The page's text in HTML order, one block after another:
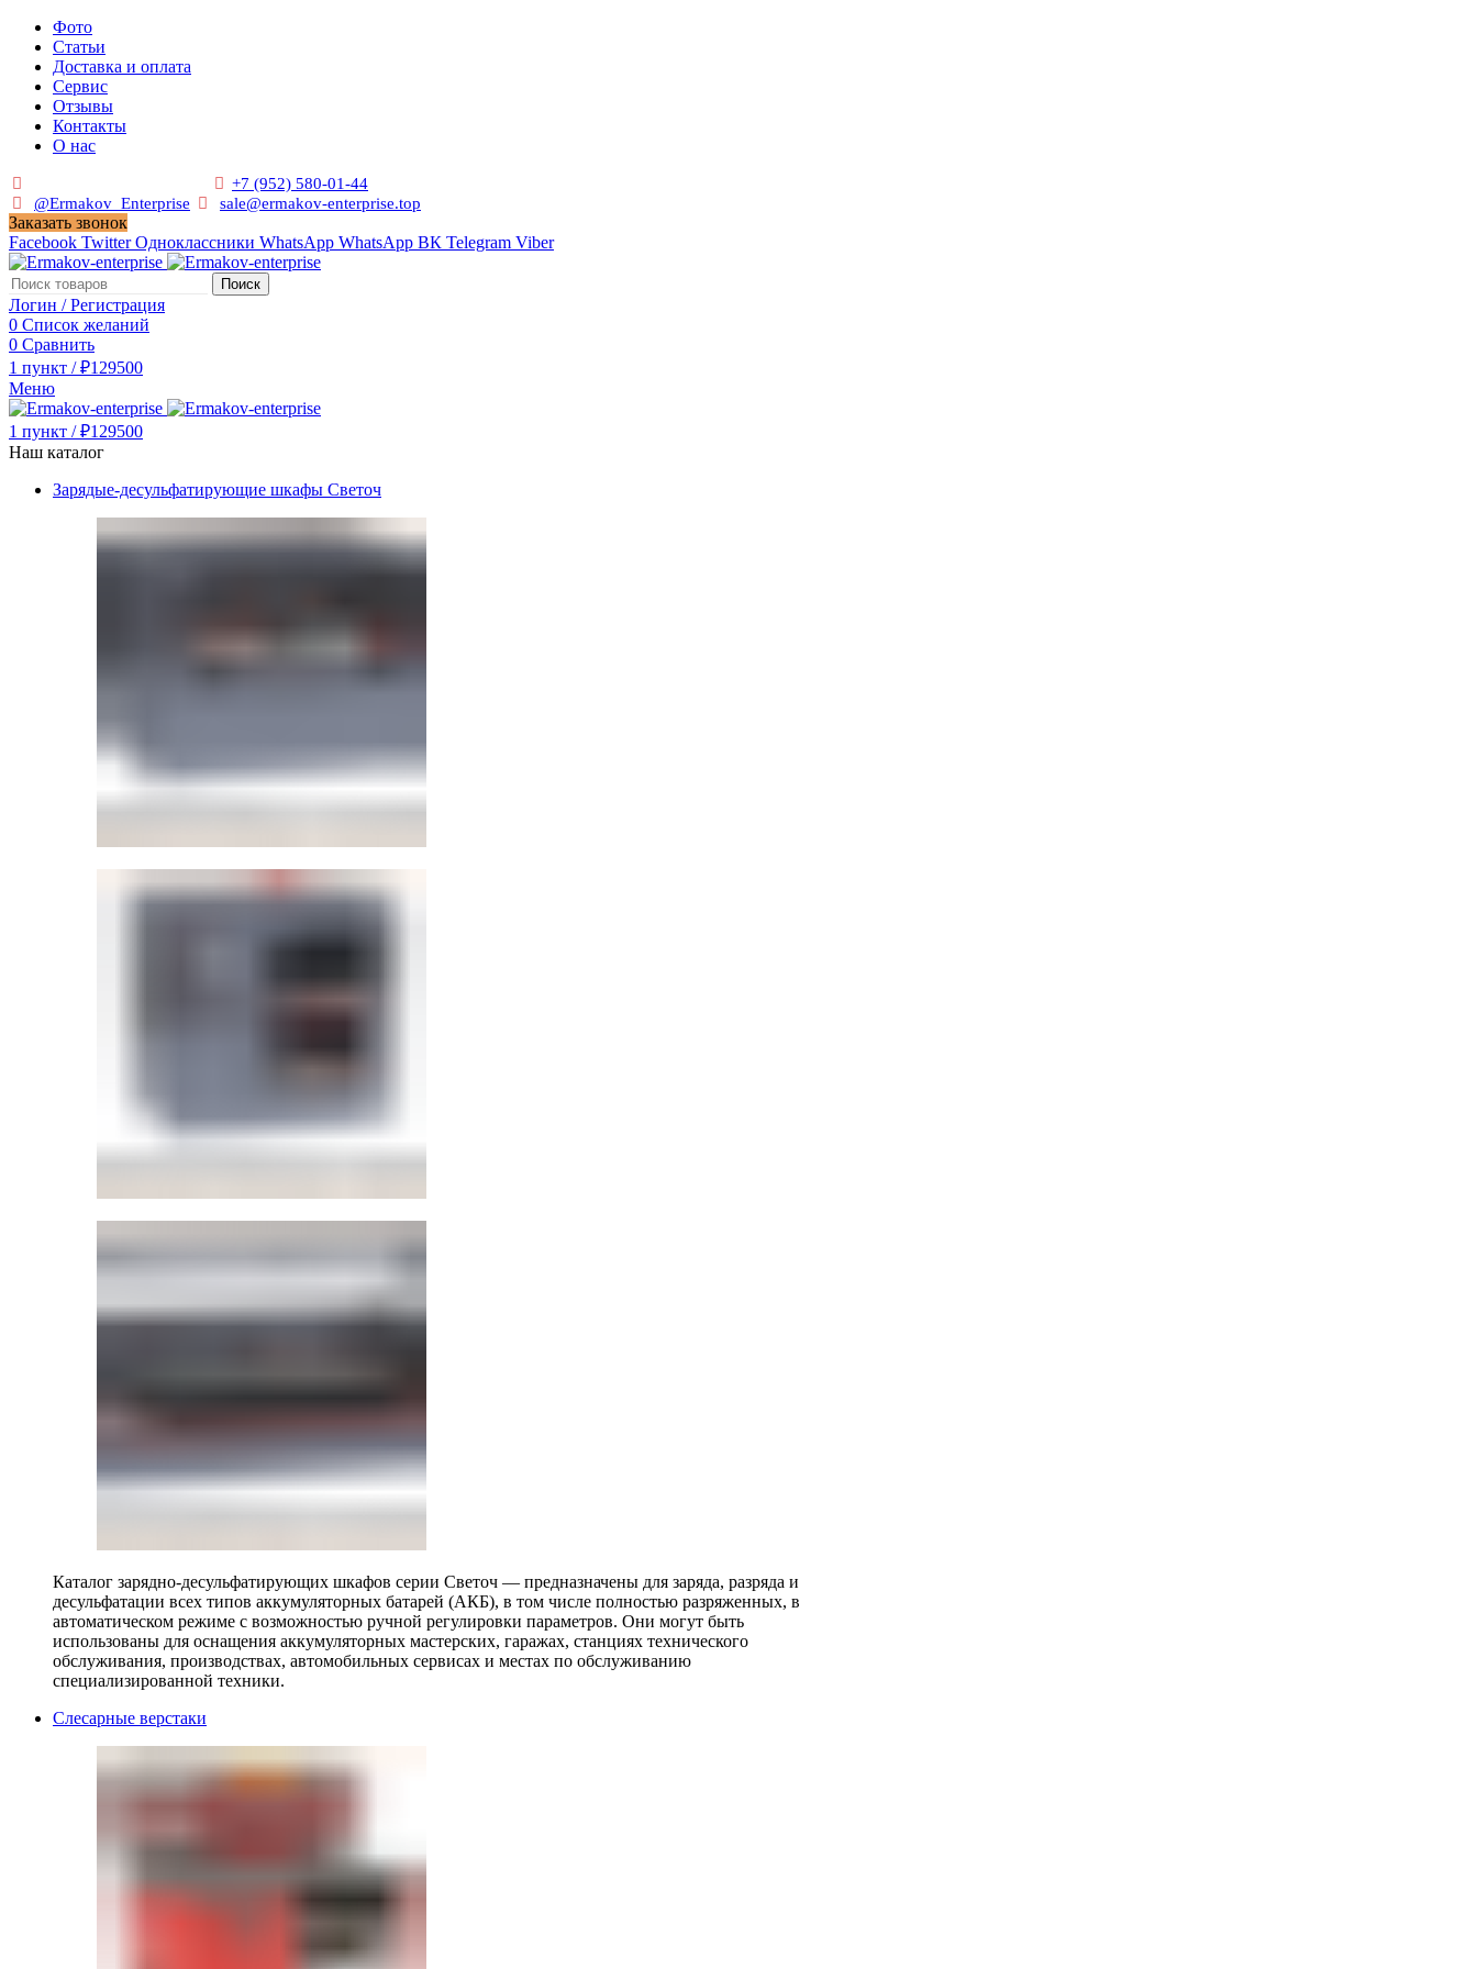
Фото
Статьи
Доставка и оплата
Сервис
Отзывы
Контакты
О нас
+7 (952) 580-01-44
@Ermakov_Enterprise
sale@ermakov-enterprise.top
Заказать звонок
Facebook Twitter Одноклассники WhatsApp WhatsApp ВК Telegram Viber
Поиск
Логин / Регистрация
0 Список желаний
0 Сравнить
1 пункт / ₽129500
Меню
1 пункт / ₽129500
Наш каталог
Зарядые-десульфатирующие шкафы Светоч
Каталог зарядно-десульфатирующих шкафов серии Светоч — предназначены для заряда, разряда и
десульфатации всех типов аккумуляторных батарей (АКБ), в том числе полностью разряженных, в
автоматическом режиме с возможностью ручной регулировки параметров. Они могут быть
использованы для оснащения аккумуляторных мастерских, гаражах, станциях технического
обслуживания, производствах, автомобильных сервисах и местах по обслуживанию
специализированной техники.
Слесарные верстаки